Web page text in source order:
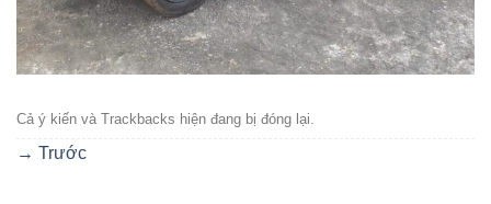
Cả ý kiến ​​và Trackbacks hiện đang bị đóng lại.
→ Trước